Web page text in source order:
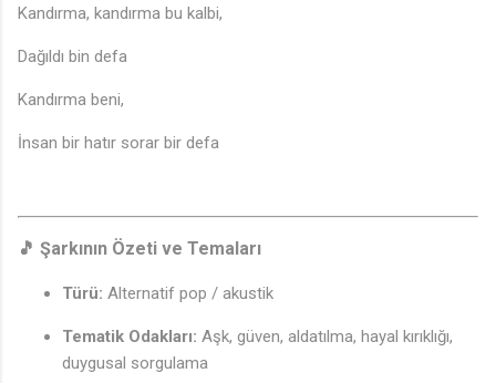
Kandırma, kandırma bu kalbi,
Dağıldı bin defa
Kandırma beni,
İnsan bir hatır sorar bir defa
🎵 Şarkının Özeti ve Temaları
Türü: Alternatif pop / akustik
Tematik Odakları: Aşk, güven, aldatılma, hayal kırıklığı,
duygusal sorgulama